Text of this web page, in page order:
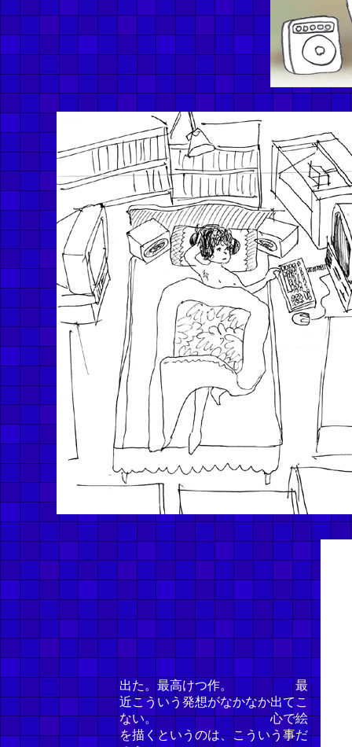
出た。最高けつ作。 最
近こういう発想がなかなか出てこ
ない。 心で絵
を描くというのは、こういう事だ